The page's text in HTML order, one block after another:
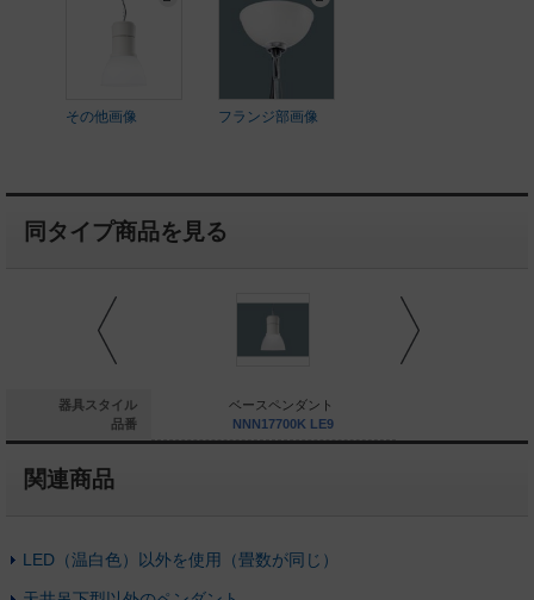
その他画像 フランジ部画像
同タイプ商品を見る
器具スタイル
品番
その他照明
ベースペンダント
NNN17700K LE9
関連商品
LED（温白色）以外を使用（畳数が同じ）